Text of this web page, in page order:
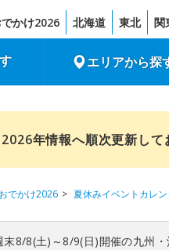
かけ2026 北海道 東北 関
エリアから探
2026年情報へ順次更新して
でかけ2026 夏休みイベントカレ
末8/8(土)～8/9(日)開催の九州